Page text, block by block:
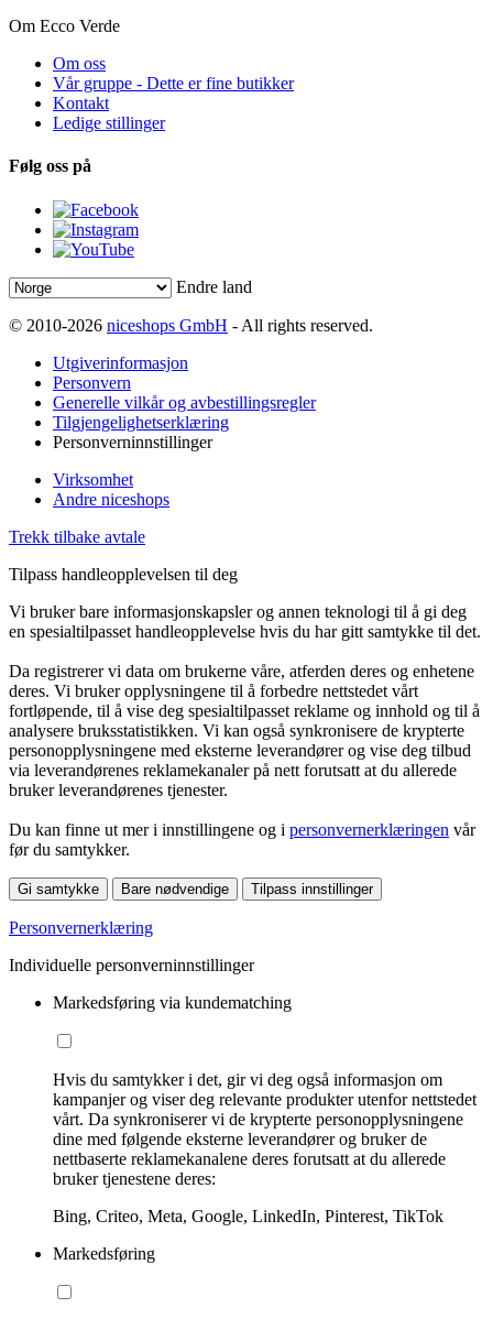
Om Ecco Verde
Om oss
Vår gruppe - Dette er fine butikker
Kontakt
Ledige stillinger
Følg oss på
Endre land
© 2010-2026 niceshops GmbH - All rights reserved.
Utgiverinformasjon
Personvern
Generelle vilkår og avbestillingsregler
Tilgjengelighetserklæring
Personverninnstillinger
Virksomhet
Andre niceshops
Trekk tilbake avtale
Tilpass handleopplevelsen til deg
Vi bruker bare informasjonskapsler og annen teknologi til å gi deg
en spesialtilpasset handleopplevelse hvis du har gitt samtykke til det.
Da registrerer vi data om brukerne våre, atferden deres og enhetene
deres. Vi bruker opplysningene til å forbedre nettstedet vårt
fortløpende, til å vise deg spesialtilpasset reklame og innhold og til å
analysere bruksstatistikken. Vi kan også synkronisere de krypterte
personopplysningene med eksterne leverandører og vise deg tilbud
via leverandørenes reklamekanaler på nett forutsatt at du allerede
bruker leverandørenes tjenester.
Du kan finne ut mer i innstillingene og i personvernerklæringen vår
før du samtykker.
Gi samtykke Bare nødvendige Tilpass innstillinger
Personvernerklæring
Individuelle personverninnstillinger
Markedsføring via kundematching
Hvis du samtykker i det, gir vi deg også informasjon om
kampanjer og viser deg relevante produkter utenfor nettstedet
vårt. Da synkroniserer vi de krypterte personopplysningene
dine med følgende eksterne leverandører og bruker de
nettbaserte reklamekanalene deres forutsatt at du allerede
bruker tjenestene deres:
Bing, Criteo, Meta, Google, LinkedIn, Pinterest, TikTok
Markedsføring